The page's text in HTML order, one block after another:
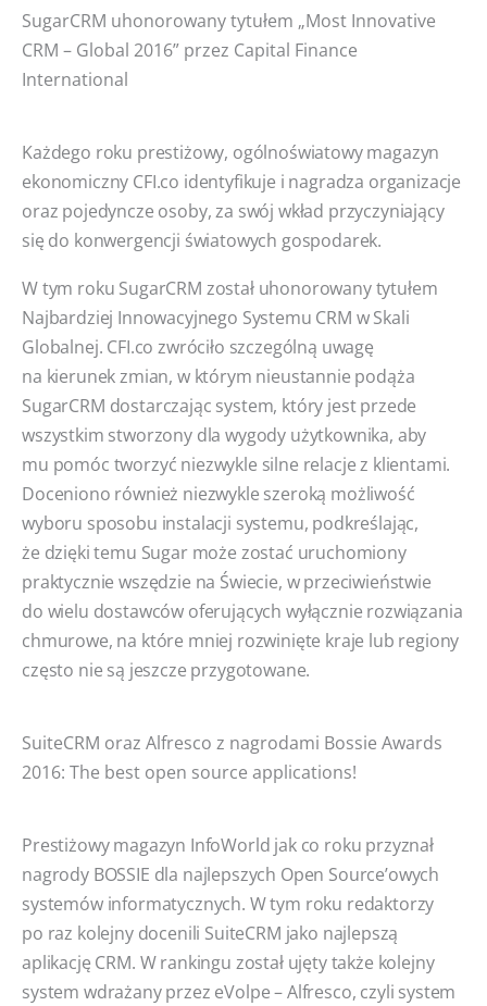
SugarCRM uhonorowany tytułem „Most Innovative
CRM – Global 2016” przez Capital Finance
International
Każdego roku prestiżowy, ogólnoświatowy magazyn
ekonomiczny CFI.co identyfikuje i nagradza organizacje
oraz pojedyncze osoby, za swój wkład przyczyniający
się do konwergencji światowych gospodarek.
W tym roku SugarCRM został uhonorowany tytułem
Najbardziej Innowacyjnego Systemu CRM w Skali
Globalnej. CFI.co zwróciło szczególną uwagę
na kierunek zmian, w którym nieustannie podąża
SugarCRM dostarczając system, który jest przede
wszystkim stworzony dla wygody użytkownika, aby
mu pomóc tworzyć niezwykle silne relacje z klientami.
Doceniono również niezwykle szeroką możliwość
wyboru sposobu instalacji systemu, podkreślając,
że dzięki temu Sugar może zostać uruchomiony
praktycznie wszędzie na Świecie, w przeciwieństwie
do wielu dostawców oferujących wyłącznie rozwiązania
chmurowe, na które mniej rozwinięte kraje lub regiony
często nie są jeszcze przygotowane.
SuiteCRM oraz Alfresco z nagrodami Bossie Awards
2016: The best open source applications!
Prestiżowy magazyn InfoWorld jak co roku przyznał
nagrody BOSSIE dla najlepszych Open Source’owych
systemów informatycznych. W tym roku redaktorzy
po raz kolejny docenili SuiteCRM jako najlepszą
aplikację CRM. W rankingu został ujęty także kolejny
system wdrażany przez eVolpe – Alfresco, czyli system